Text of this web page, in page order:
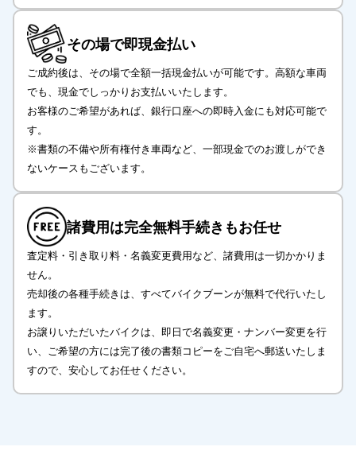
その場で即現金払い
ご成約後は、その場で全額一括現金払いが可能です。高額な車両
でも、現金でしっかりお支払いいたします。
お客様のご希望があれば、銀行口座への即時入金にも対応可能で
す。
※書類の不備や所有権付き車両など、一部現金でのお渡しができ
ないケースもございます。
諸費用は完全無料手続きもお任せ
査定料・引き取り料・名義変更費用など、諸費用は一切かかりま
せん。
売却後の各種手続きは、すべてバイクブーンが無料で代行いたし
ます。
お譲りいただいたバイクは、即日で名義変更・ナンバー変更を行
い、ご希望の方には完了後の書類コピーをご自宅へ郵送いたしま
すので、安心してお任せください。